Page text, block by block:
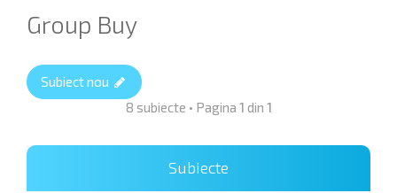
Group Buy
Subiect nou
8 subiecte • Pagina 1 din 1
Subiecte